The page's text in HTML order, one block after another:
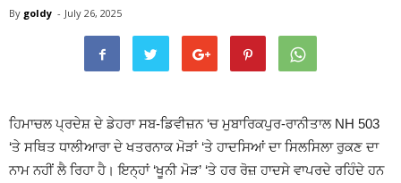
By goldy - July 26, 2025
ਹਿਮਾਚਲ ਪ੍ਰਦੇਸ਼ ਦੇ ਡੇਹਰਾ ਸਬ-ਡਿਵੀਜ਼ਨ ‘ਚ ਮੁਬਾਰਿਕਪੁਰ-ਰਾਨੀਤਾਲ NH 503
‘ਤੇ ਸਥਿਤ ਧਾਲੀਆਰਾ ਦੇ ਖਤਰਨਾਕ ਮੋੜਾਂ ‘ਤੇ ਹਾਦਸਿਆਂ ਦਾ ਸਿਲਸਿਲਾ ਰੁਕਣ ਦਾ
ਨਾਮ ਨਹੀਂ ਲੈ ਰਿਹਾ ਹੈ। ਇਨ੍ਹਾਂ ‘ਖੂਨੀ ਮੋੜ’ ‘ਤੇ ਹਰ ਰੋਜ਼ ਹਾਦਸੇ ਵਾਪਰਦੇ ਰਹਿੰਦੇ ਹਨ